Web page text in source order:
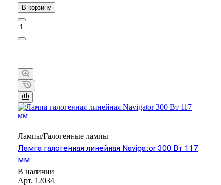
В корзину
Лампы/Галогенные лампы
Лампа галогенная линейная Navigator 300 Вт 117
мм
В наличии
Арт. 12034